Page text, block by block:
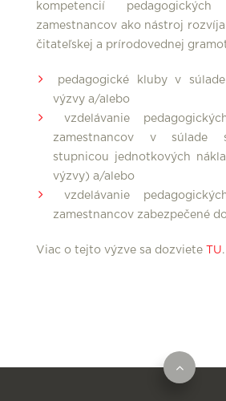
kompetencií
zamestnancov ako nástroj
čitateľskej a prírodovednej
pedagogické kluby v
výzvy a/alebo
vzdelávanie
zamestnancov v súlade
stupnicou jednotkových
výzvy) a/alebo
vzdelávanie
zamestnancov zabezpečené
Viac o tejto výzve sa dozviete TU.